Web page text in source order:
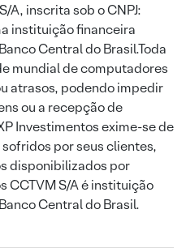
A, inscrita sob o CNPJ:
instituição financeira
Central do Brasil.Toda
mundial de computadores
atrasos, podendo impedir
ou a recepção de
Investimentos exime-se de
por seus clientes,
disponibilizados por
CCTVM S/A é instituição
Central do Brasil.